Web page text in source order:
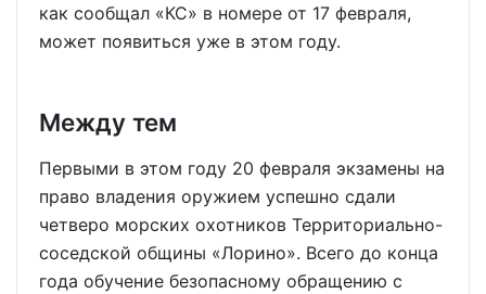
как сообщал «КС» в номере от 17 февраля,
может появиться уже в этом году.
Между тем
Первыми в этом году 20 февраля экзамены на
право владения оружием успешно сдали
четверо морских охотников Территориально-
соседской общины «Лорино». Всего до конца
года обучение безопасному обращению с